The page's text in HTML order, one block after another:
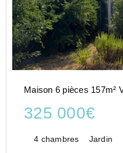
Maison 6 pièces 157m²
325 000€
4 chambres Jardin